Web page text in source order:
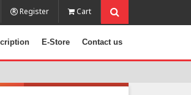
Register Cart
E-Store Contact us